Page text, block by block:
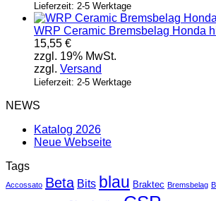
Lieferzeit: 2-5 Werktage
WRP Ceramic Bremsbelag Honda
15,55 €
zzgl. 19% MwSt.
zzgl. Versand
Lieferzeit: 2-5 Werktage
NEWS
Katalog 2026
Neue Webseite
Tags
Accossato Beta Bits blau Braktec Bremsbelag